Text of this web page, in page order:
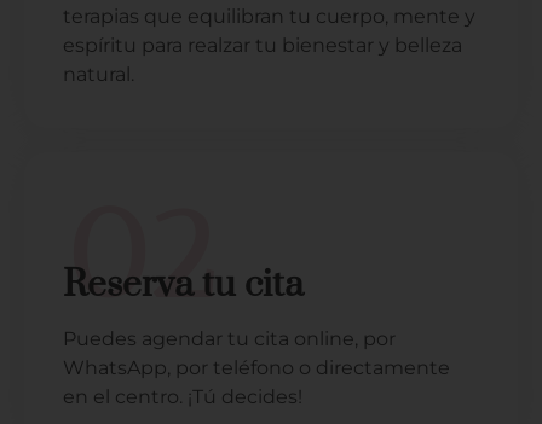
terapias que equilibran tu cuerpo, mente y
espíritu para realzar tu bienestar y belleza
natural.
02
Reserva tu cita
Puedes agendar tu cita online, por
WhatsApp, por teléfono o directamente
en el centro. ¡Tú decides!